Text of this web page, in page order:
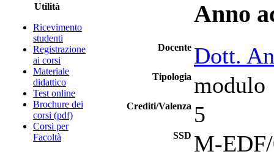
Utilità
Ricevimento
studenti
Registrazione
ai corsi
Materiale
didattico
Test online
Brochure dei
corsi (pdf)
Corsi per
Facoltà
Anno
Docente Dott.
Tipologia modulo
Crediti/Valenza 5
SSD M-